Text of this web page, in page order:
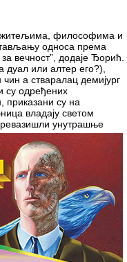
философима и
односа према
вечност”, додаје Ђорић.
дуал или алтер его?),
а стваралац демијург
су одређених
приказани су на
владају светом
унутрашње